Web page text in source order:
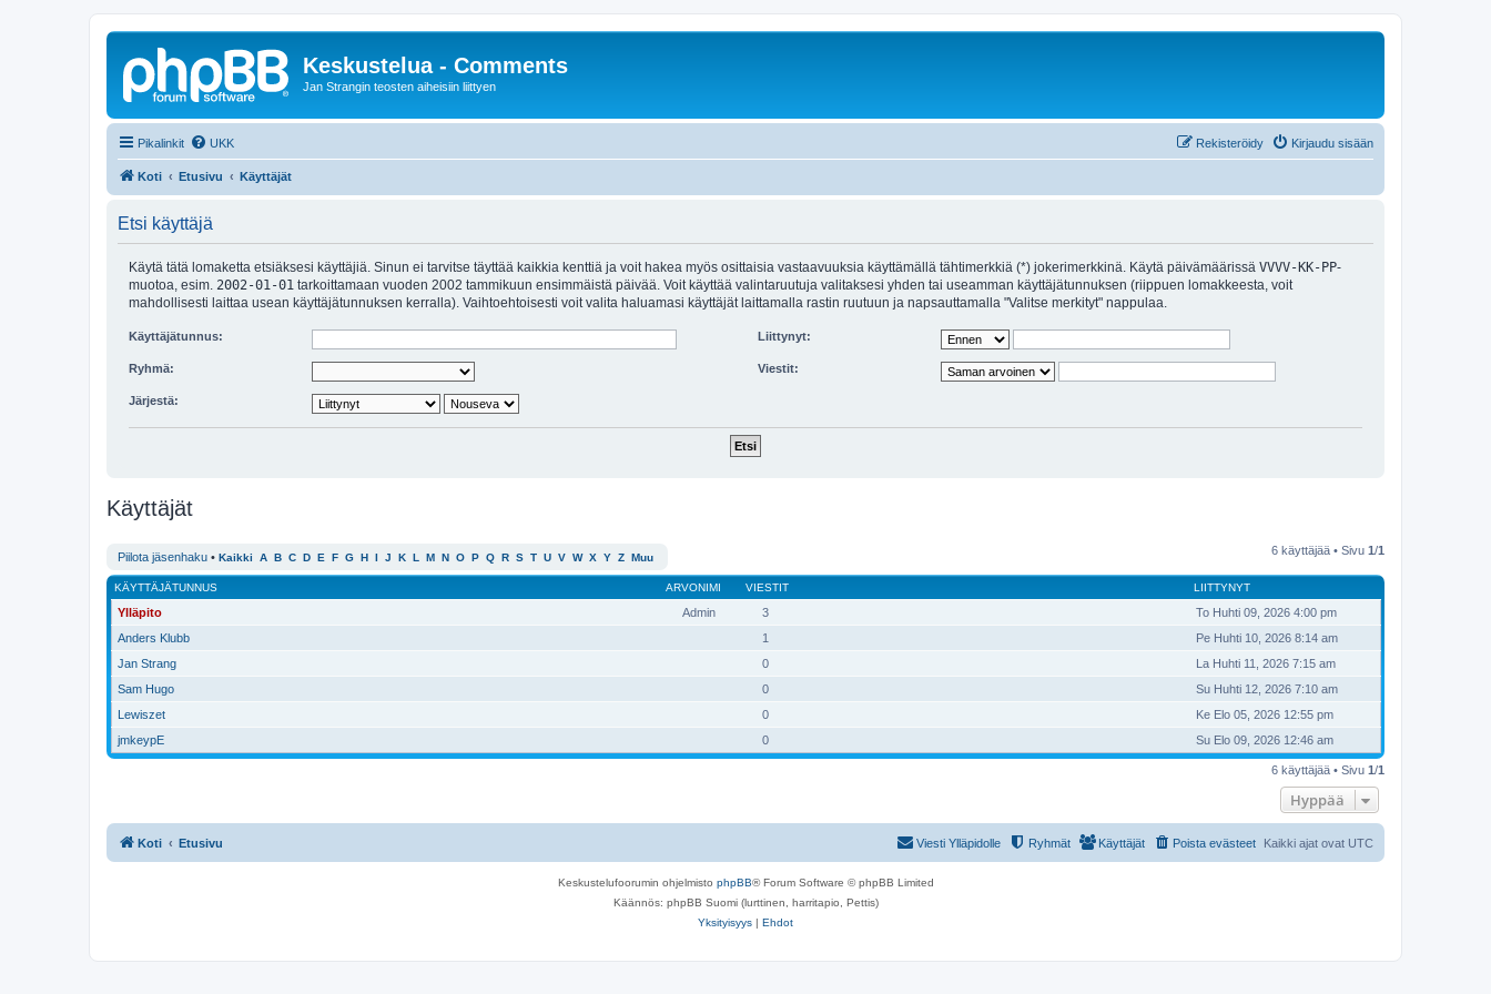
Keskustelua - Comments
Jan Strangin teosten aiheisiin liittyen
Pikalinkit UKK Kirjaudu sisään
Rekisteröidy
Koti Etusivu Käyttäjät
Etsi käyttäjä
Käytä tätä lomaketta etsiäksesi käyttäjiä. Sinun ei tarvitse täyttää kaikkia kenttiä ja voit hakea myös osittaisia vastaavuuksia käyttämällä tähtimerkkiä (*) jokerimerkkinä. Käytä päivämäärissä VVVV-KK-PP-
muotoa, esim. 2002-01-01 tarkoittamaan vuoden 2002 tammikuun ensimmäistä päivää. Voit käyttää valintaruutuja valitaksesi yhden tai useamman käyttäjätunnuksen (riippuen lomakkeesta, voit
mahdollisesti laittaa usean käyttäjätunnuksen kerralla). Vaihtoehtoisesti voit valita haluamasi käyttäjät laittamalla rastin ruutuun ja napsauttamalla "Valitse merkityt" nappulaa.
Käyttäjätunnus:
Ryhmä:
Järjestä:
Liittynyt:
Viestit:
Käyttäjät
Piilota jäsenhaku • Kaikki A B C D E F G H I J K L M N O P Q R S T U V W X Y Z Muu
6 käyttäjää • Sivu 1/1
ARVONIMI
KÄYTTÄJÄTUNNUS VIESTIT LIITTYNYT
Admin
Ylläpito 3
To Huhti 09, 2026 4:00 pm
Anders Klubb
1
Pe Huhti 10, 2026 8:14 am
Jan Strang
0
La Huhti 11, 2026 7:15 am
Sam Hugo
0
Su Huhti 12, 2026 7:10 am
Lewiszet
0
Ke Elo 05, 2026 12:55 pm
jmkeypE
0 Su Elo 09, 2026 12:46 am
6 käyttäjää • Sivu 1/1
Hyppää
Koti Etusivu Kaikki ajat ovat UTC
Poista evästeet
Käyttäjät
Ryhmät
Viesti Ylläpidolle
Keskustelufoorumin ohjelmisto phpBB® Forum Software © phpBB Limited
Käännös: phpBB Suomi (lurttinen, harritapio, Pettis)
Yksityisyys | Ehdot